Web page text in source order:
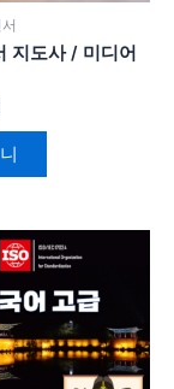
지도사 / 미디어